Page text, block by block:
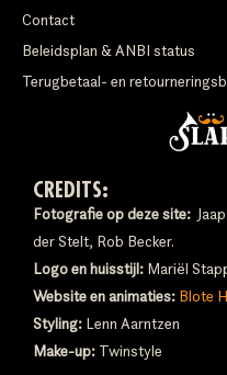
Contact
Beleidsplan & ANBI status
Terugbetaal- en
CREDITS:
Fotografie op deze site:
der Stelt, Rob Becker.
Logo en huisstijl: Mariël
Website en animaties: Blote
Styling: Lenn Aarntzen
Make-up: Twinstyle